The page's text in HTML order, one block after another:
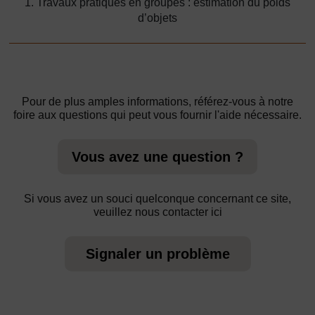
1. Travaux pratiques en groupes : estimation du poids
d’objets
Pour de plus amples informations, référez-vous à notre
foire aux questions qui peut vous fournir l'aide nécessaire.
Vous avez une question ?
Si vous avez un souci quelconque concernant ce site,
veuillez nous contacter ici
Signaler un problème